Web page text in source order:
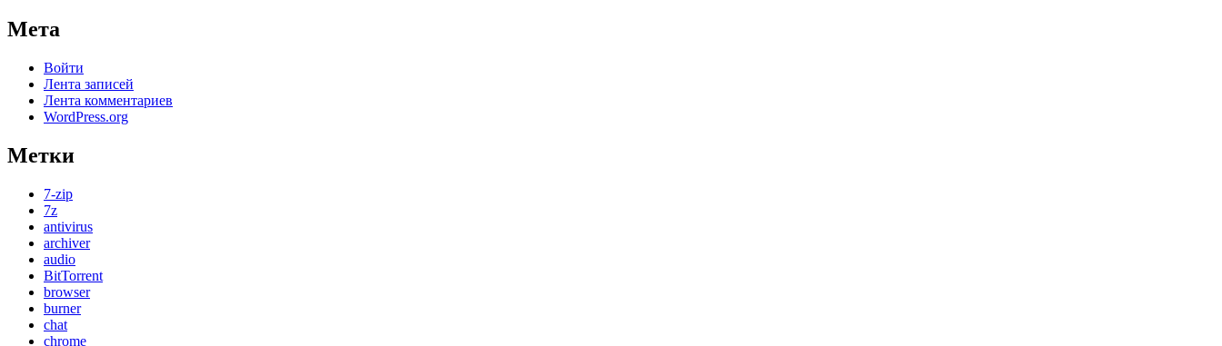
Мета
Войти
Лента записей
Лента комментариев
WordPress.org
Метки
7-zip
7z
antivirus
archiver
audio
BitTorrent
browser
burner
chat
chrome